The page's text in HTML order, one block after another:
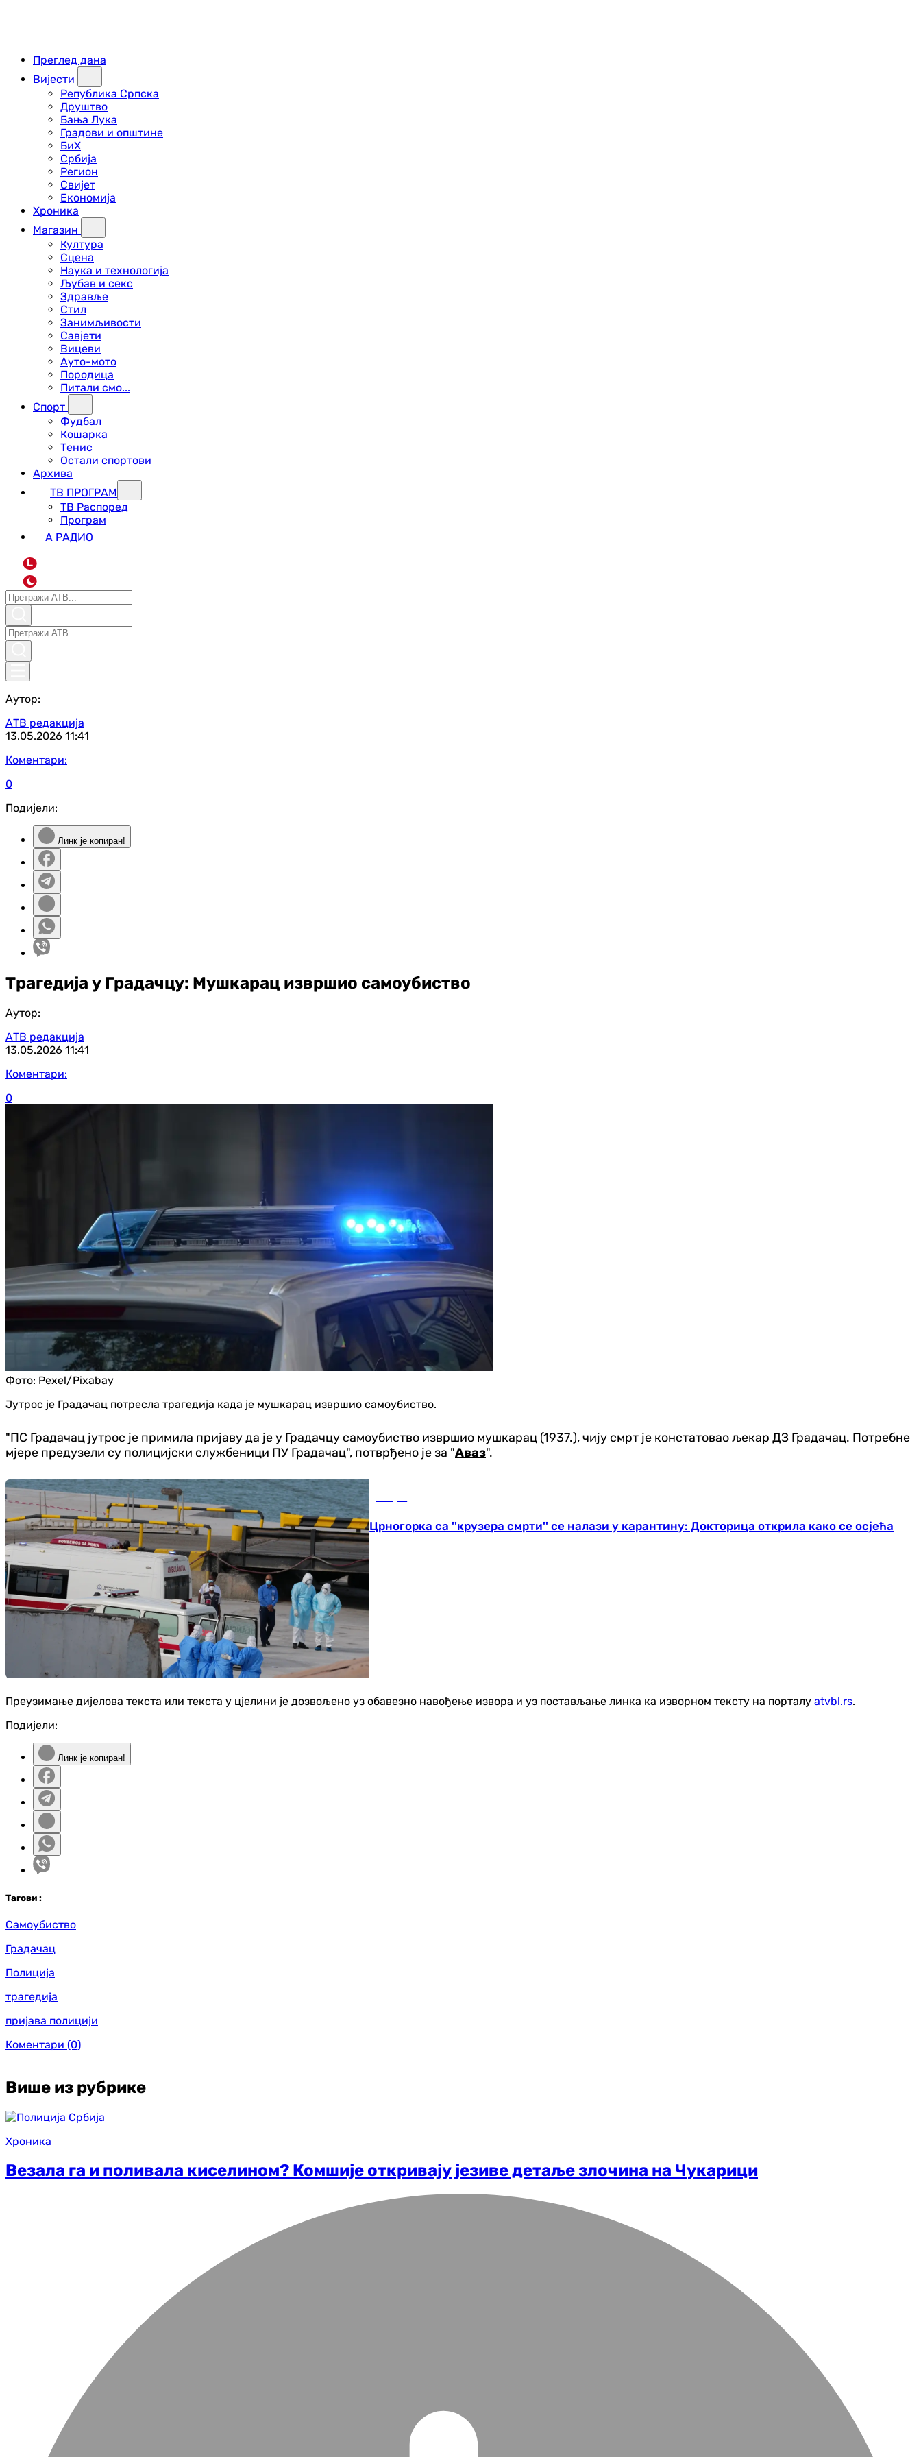
Преглед дана
Вијести
Република Српска
Друштво
Бања Лука
Градови и општине
БиХ
Србија
Регион
Свијет
Економија
Хроника
Магазин
Култура
Сцена
Наука и технологија
Љубав и секс
Здравље
Стил
Занимљивости
Савјети
Вицеви
Ауто-мото
Породица
Питали смо...
Спорт
Фудбал
Кошарка
Тенис
Остали спортови
Архива
ТВ ПРОГРАМ
ТВ Распоред
Програм
А РАДИО
L
Аутор:
АТВ редакција
13.05.2026 11:41
Коментари:
0
Подијели:
Линк је копиран!
Трагедија у Градачцу: Мушкарац извршио самоубиство
Аутор:
АТВ редакција
13.05.2026 11:41
Коментари:
0
Фото: Pexel/Pixabay
Јутрос је Градачац потресла трагедија када је мушкарац извршио самоубиство.
"ПС Градачац јутрос је примила пријаву да је у Градачцу самоубиство извршио мушкарац (1937.), чију смрт је констатовао љекар ДЗ Градачац. Потребне
мјере предузели су полицијски службеници ПУ Градачац", потврђено је за "Аваз".
Црногорка са ''крузера смрти'' се налази у карантину: Докторица открила како се осјећа
Преузимање дијелова текста или текста у цјелини је дозвољено уз обавезно навођење извора и уз постављање линка ка изворном тексту на порталу atvbl.rs.
Подијели:
Линк је копиран!
Тагови :
Самоубиство
Градачац
Полиција
трагедија
пријава полицији
Коментари (0)
Више из рубрике
Хроника
Везала га и поливала киселином? Комшије откривају језиве детаље злочина на Чукарици